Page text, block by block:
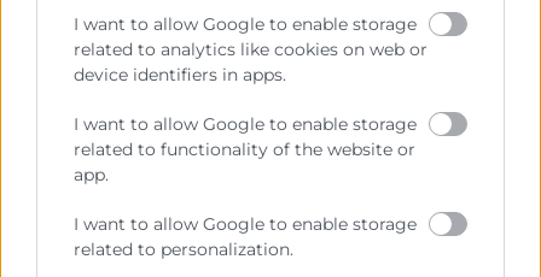
I want to allow Google to enable storage
related to analytics like cookies on web or
device identifiers in apps.
I want to allow Google to enable storage
related to functionality of the website or
app.
I want to allow Google to enable storage
related to personalization.
Si ya te has decidido a empezar esta
estrategia, primero deberás analizar
importante que te asegures de que
aquello que consideras destacable de tu
valorado por tus trabajadores o posibles
candidatos a serlo.